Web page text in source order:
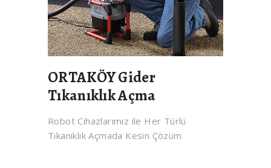
ORTAKÖY Gider
Tıkanıklık Açma
Robot Cihazlarımız ile Her Türlü
Tıkanıklık Açmada Kesin Çözüm